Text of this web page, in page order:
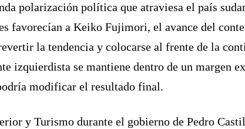
polarización política que atraviesa el país
favorecían a Keiko Fujimori, el avance del
la tendencia y colocarse al frente de la
izquierdista se mantiene dentro de un margen
modificar el resultado final.
y Turismo durante el gobierno de Pedro